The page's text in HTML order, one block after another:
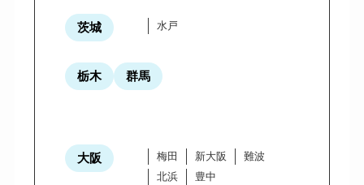
茨城 水戸
栃木 群馬
大阪 梅田 新大阪
難波
北浜
豊中